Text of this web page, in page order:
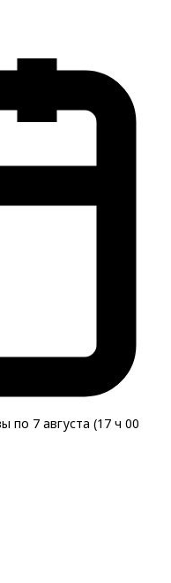
по 7 августа (17 ч 00